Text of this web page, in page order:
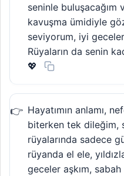
seninle buluşacağım
kavuşma ümidiyle
seviyorum, iyi
Rüyaların da senin
💖
Hayatımın anlamı,
biterken tek dileğim,
rüyalarında sadece
rüyanda el ele,
geceler aşkım,